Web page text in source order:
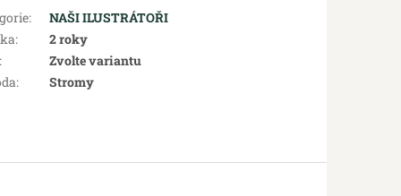
:
NAŠI ILUSTRÁTOŘI
:
2 roky
:
Zvolte variantu
: Stromy